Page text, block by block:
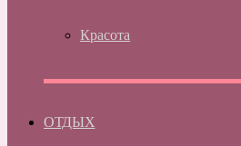
Красота
ОТДЫХ